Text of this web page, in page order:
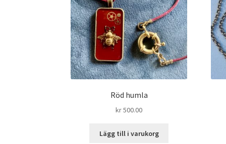
Röd humla
kr500.00
Lägg till i varukorg